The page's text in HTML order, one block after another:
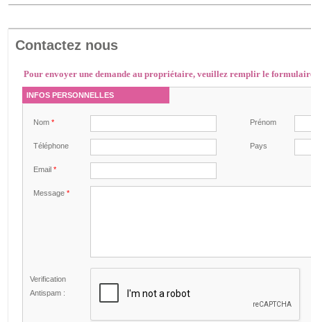
Contactez nous
Pour envoyer une demande au propriétaire, veuillez remplir le
INFOS PERSONNELLES
Nom * Prénom
Téléphone Pays
Email *
Message *
Verification
Antispam :